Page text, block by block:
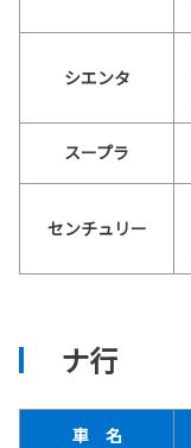
シエンタ
スープラ
センチュリー
ナ行
車 名